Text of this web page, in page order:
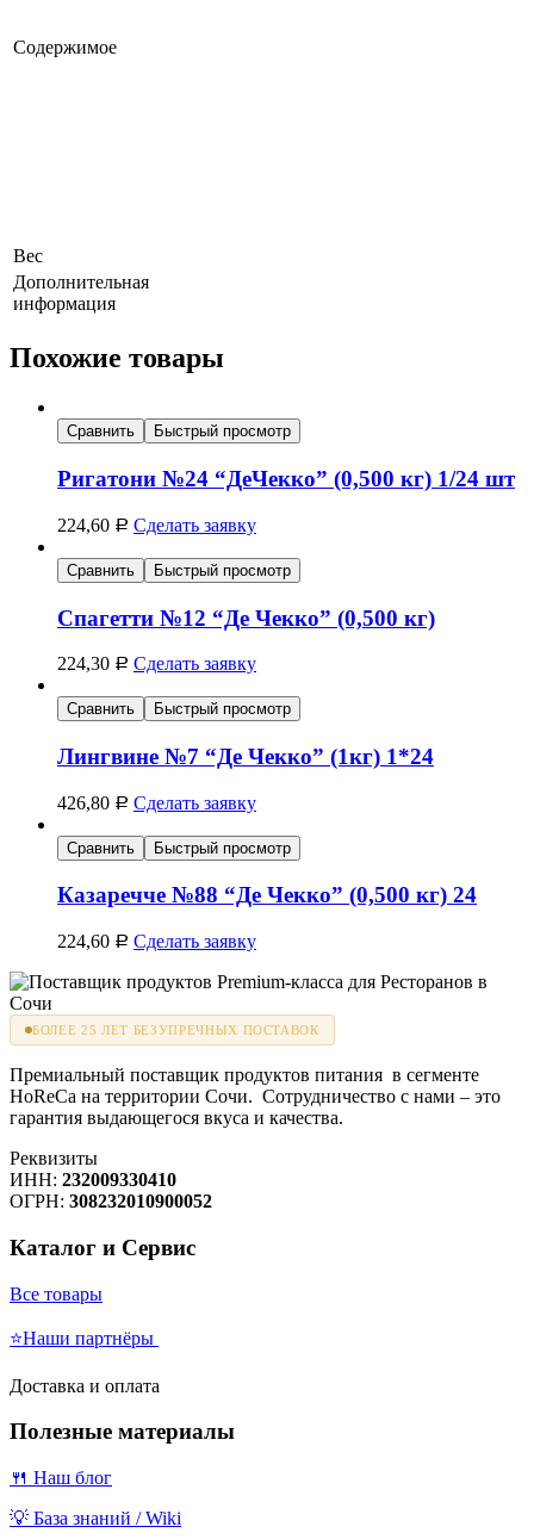
Содержимое
Вес
Дополнительная
информация
Похожие товары
Сравнить Быстрый просмотр
Ригатони №24 “ДеЧекко” (0,500 кг) 1/24 шт
224,60 Р Сделать заявку
Сравнить Быстрый просмотр
Спагетти №12 “Де Чекко” (0,500 кг)
224,30 Р Сделать заявку
Сравнить Быстрый просмотр
Лингвине №7 “Де Чекко” (1кг) 1*24
426,80 Р Сделать заявку
Сравнить Быстрый просмотр
Казаречче №88 “Де Чекко” (0,500 кг) 24
224,60 Р Сделать заявку
БОЛЕЕ 25 ЛЕТ БЕЗУПРЕЧНЫХ ПОСТАВОК
Премиальный поставщик продуктов питания в сегменте
HoReCa на территории Сочи. Сотрудничество с нами – это
гарантия выдающегося вкуса и качества.
Реквизиты
ИНН: 232009330410
ОГРН: 308232010900052
Каталог и Сервис
Все товары
⭐Наши партнёры
Доставка и оплата
Полезные материалы
🍴 Наш блог
💡 База знаний / Wiki